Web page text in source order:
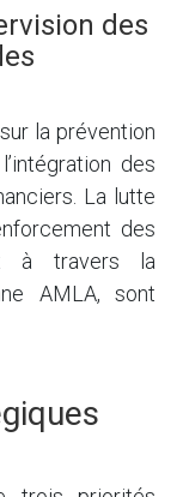
des
la prévention
des
La lutte
des
à travers la
AMLA, sont